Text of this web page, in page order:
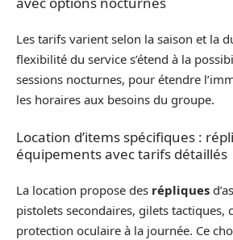
Les tarifs varient selon la saison et la
flexibilité du service s’étend à la
sessions nocturnes, pour étendre
les horaires aux besoins du groupe.
Location d’items spécifiques :
équipements avec tarifs détaillés
La location propose des répliques
pistolets secondaires, gilets tactiques,
protection oculaire à la journée. Ce